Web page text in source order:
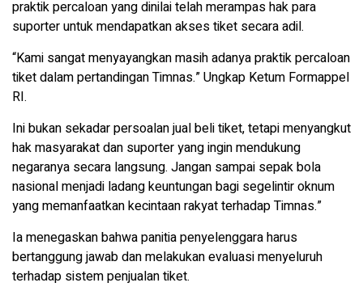
praktik percaloan yang dinilai telah merampas hak para
suporter untuk mendapatkan akses tiket secara adil.
“Kami sangat menyayangkan masih adanya praktik percaloan
tiket dalam pertandingan Timnas.” Ungkap Ketum Formappel
RI.
Ini bukan sekadar persoalan jual beli tiket, tetapi menyangkut
hak masyarakat dan suporter yang ingin mendukung
negaranya secara langsung. Jangan sampai sepak bola
nasional menjadi ladang keuntungan bagi segelintir oknum
yang memanfaatkan kecintaan rakyat terhadap Timnas.”
Ia menegaskan bahwa panitia penyelenggara harus
bertanggung jawab dan melakukan evaluasi menyeluruh
terhadap sistem penjualan tiket.